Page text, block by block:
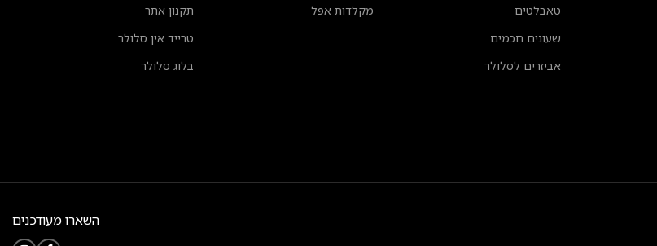
טאבלטים
שעונים חכמים
אביזרים לסלולר
מקלדות אפל
תקנון אתר
טרייד אין סלולר
בלוג סלולר
השארו מעודכנים